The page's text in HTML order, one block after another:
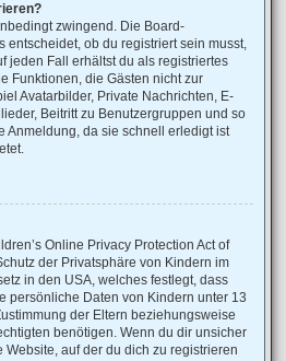
zwingend. Die Board-
entscheidet, ob du registriert sein musst,
jeden Fall erhältst du als registriertes
Funktionen, die Gästen nicht zur
Avatarbilder, Private Nachrichten, E-
Beitritt zu Benutzergruppen und so
Anmeldung, da sie schnell erledigt ist
Online Privacy Protection Act of
der Privatsphäre von Kindern im
in den USA, welches festlegt, dass
persönliche Daten von Kindern unter 13
der Eltern beziehungsweise
benötigen. Wenn du dir unsicher
Website, auf der du dich zu registrieren